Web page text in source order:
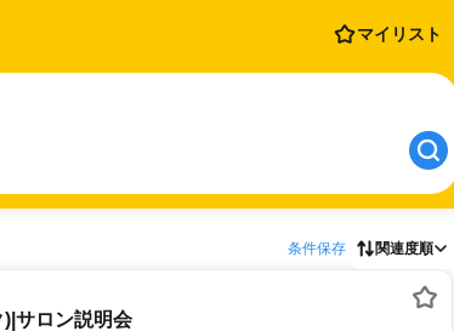
マイリスト
条件保存 関連度順
サロン説明会